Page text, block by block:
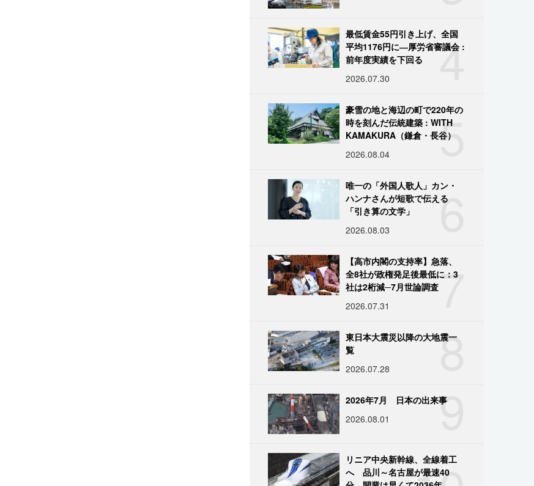
4
最低賃金55円引き上げ、全国
平均1176円に―厚労省審議会 :
前年度実績を下回る
2026.07.30
5
豪雪の地と海辺の町で220年の
時を刻んだ伝統建築 : WITH
KAMAKURA（鎌倉・長谷）
2026.08.04
6
唯一の「外国人歌人」カン・
ハンナさんが短歌で伝える
「引き算の文学」
2026.08.03
7
【高市内閣の支持率】急落、
全8社が政権発足後最低に：3
社は2桁減─7月世論調査
2026.07.31
8
東日本大震災以降の大地震一
覧
2026.07.28
9
2026年7月 日本の出来事
2026.08.01
リニア中央新幹線、全線着工
へ 品川～名古屋が最速40